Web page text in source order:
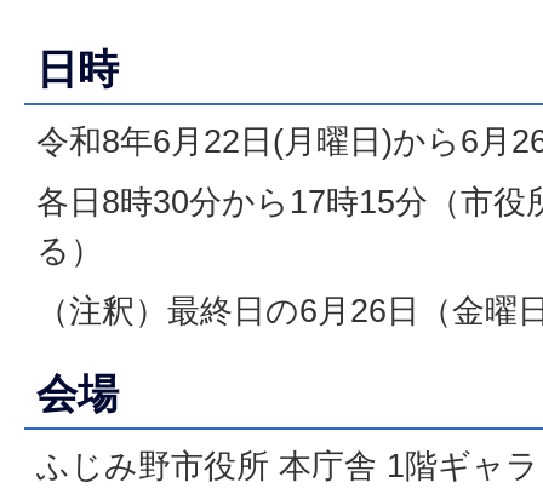
日時
令和8年6月22日(月曜日)から6月
各日8時30分から17時15分（市役
る）
（注釈）最終日の6月26日（金曜
会場
ふじみ野市役所 本庁舎 1階ギャ